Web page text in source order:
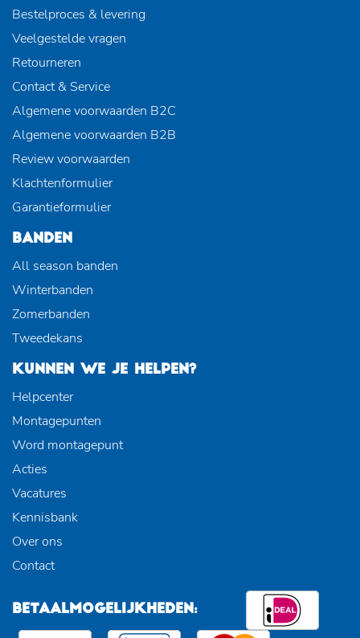
Bestelproces & levering
Veelgestelde vragen
Retourneren
Contact & Service
Algemene voorwaarden B2C
Algemene voorwaarden B2B
Review voorwaarden
Klachtenformulier
Garantieformulier
BANDEN
All season banden
Winterbanden
Zomerbanden
Tweedekans
KUNNEN WE JE HELPEN?
Helpcenter
Montagepunten
Word montagepunt
Acties
Vacatures
Kennisbank
Over ons
Contact
BETAALMOGELIJKHEDEN: